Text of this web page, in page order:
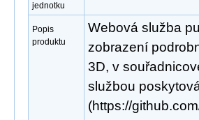
jednotku
Popis
produktu
Webová služba
zobrazení
3D, v
službou
(https://